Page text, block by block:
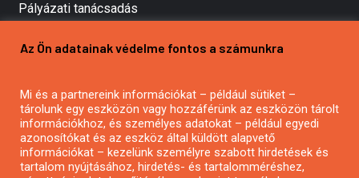
Pályázati tanácsadás
Mezőgazdasági pályázatírás
Pályázatírás civil szervezeteknek
Pályázatírás önkormányzatoknak
Pályázatfigyelés
Specifikus pályázatfigyelés vagy hírlevél
Az Ön adatainak védelme fontos a számunkra
Mi és a partnereink információkat – például sütiket –
tárolunk egy eszközön vagy hozzáférünk az eszközön tárolt
információkhoz, és személyes adatokat – például egyedi
azonosítókat és az eszköz által küldött alapvető
információkat – kezelünk személyre szabott hirdetések és
tartalom nyújtásához, hirdetés- és tartalomméréshez,